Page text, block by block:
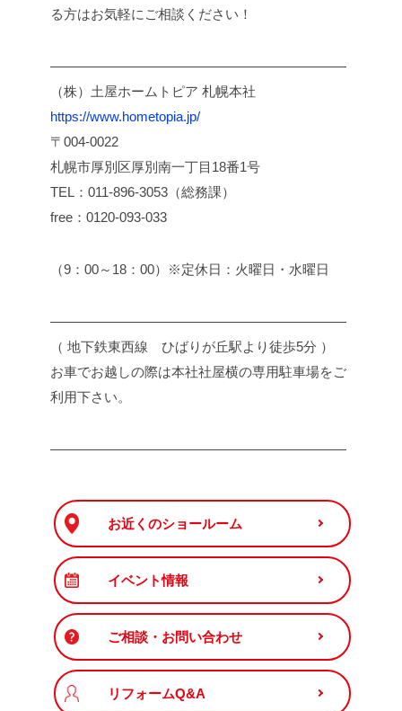
る方はお気軽にご相談ください！
――――――――――――――――――――――
（株）土屋ホームトピア 札幌本社
https://www.hometopia.jp/
〒004-0022
札幌市厚別区厚別南一丁目18番1号
TEL：011-896-3053（総務課）
free：0120-093-033
（9：00～18：00）※定休日：火曜日・水曜日
――――――――――――――――――――――
（ 地下鉄東西線 ひばりが丘駅より徒歩5分 ）
お車でお越しの際は本社社屋横の専用駐車場をご
利用下さい。
――――――――――――――――――――――
お近くのショールーム
イベント情報
ご相談・お問い合わせ
リフォームQ&A